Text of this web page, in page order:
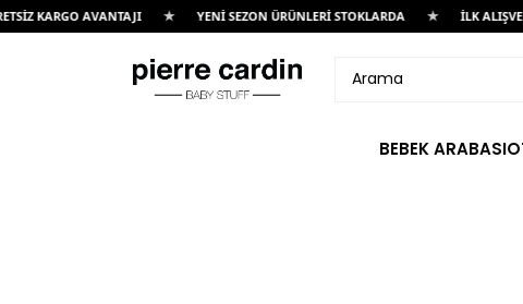
KARGO AVANTAJI ★ YENİ SEZON ÜRÜNLERİ STOKLARDA ★ İLK
BEBEK ARABASI